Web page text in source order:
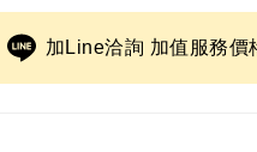
加Line洽詢 加值服務價